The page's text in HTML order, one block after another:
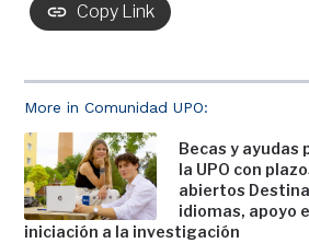
More in Comunidad UPO:
Becas y ayudas
la UPO con
abiertos
idiomas, apoyo
iniciación a la investigación
Copy Link